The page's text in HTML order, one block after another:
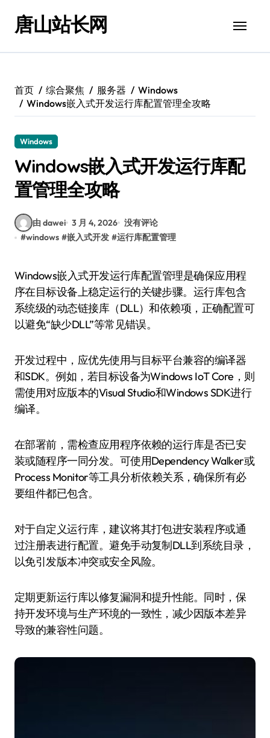
唐山站长网
首页 综合聚焦 服务器
Windows
Windows嵌入式开发运行库配置管理全攻略
Windows
Windows嵌入式开发运行库配
置管理全攻略
由 dawei 3 月 4, 2026 没有评论
#windows #嵌入式开发 #运行库配置管理
Windows嵌入式开发运行库配置管理是确保应用程
序在目标设备上稳定运行的关键步骤。运行库包含
系统级的动态链接库（DLL）和依赖项，正确配置可
以避免“缺少DLL”等常见错误。
开发过程中，应优先使用与目标平台兼容的编译器
和SDK。例如，若目标设备为Windows IoT Core，则
需使用对应版本的Visual Studio和Windows SDK进行
编译。
在部署前，需检查应用程序依赖的运行库是否已安
装或随程序一同分发。可使用Dependency Walker或
Process Monitor等工具分析依赖关系，确保所有必
要组件都已包含。
对于自定义运行库，建议将其打包进安装程序或通
过注册表进行配置。避免手动复制DLL到系统目录，
以免引发版本冲突或安全风险。
定期更新运行库以修复漏洞和提升性能。同时，保
持开发环境与生产环境的一致性，减少因版本差异
导致的兼容性问题。